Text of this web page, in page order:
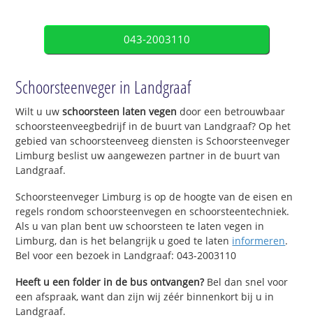
043-2003110
Schoorsteenveger in Landgraaf
Wilt u uwschoorsteen laten vegen door een betrouwbaar
schoorsteenveegbedrijf in de buurt van Landgraaf? Op het
gebied van schoorsteenveeg diensten is Schoorsteenveger
Limburg beslist uw aangewezen partner in de buurt van
Landgraaf.
Schoorsteenveger Limburg is op de hoogte van de eisen en
regels rondom schoorsteenvegen en schoorsteentechniek.
Als u van plan bent uw schoorsteen te laten vegen in
Limburg, dan is het belangrijk u goed te laten informeren.
Bel voor een bezoek in Landgraaf: 043-2003110
Heeft u een folder in de bus ontvangen?Bel dan snel voor
een afspraak, want dan zijn wij zéér binnenkort bij u in
Landgraaf.